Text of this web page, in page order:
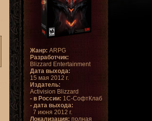
Жанр: ARPG
Разработчик:
Blizzard Entertainment
Дата выхода:
15 мая 2012 г.
Издатель:
Activision Blizzard
- в России: 1С-СофтКлаб
- дата выхода:
7 июня 2012 г.
Локализация: полная